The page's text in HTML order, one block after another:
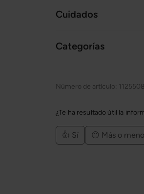
Cuidados
Categorías
Número de artículo:
¿Te ha resultado útil la
👍 Sí 😐 Más o